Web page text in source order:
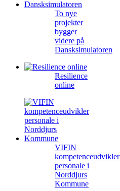
To nye
projekter
bygger
videre på
Dansksimulatoren
Resilience
online
VIFIN
kompetenceudvikler
personale i
Norddjurs
Kommune